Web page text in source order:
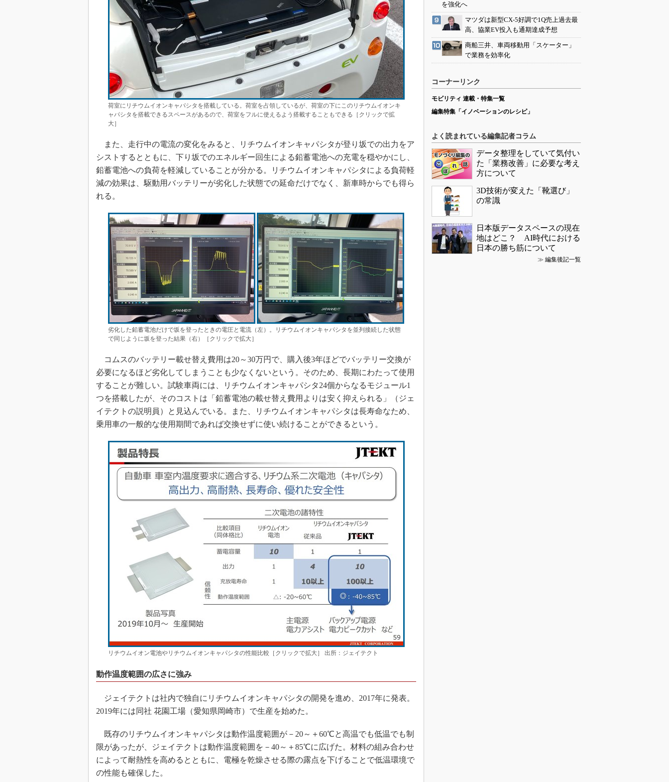
制御セキュリティ
新型コロナへの対応
荷室にリチウムイオンキャパシタを搭載している。荷室を占領しているが、荷室の下にこのリチウムイオンキ
ャパシタを搭載できるスペースがあるので、荷室をフルに使えるよう搭載することもできる［クリックで拡
大］
また、走行中の電流の変化をみると、リチウムイオンキャパシタが登り坂での出力をア
シストするとともに、下り坂でのエネルギー回生による鉛蓄電池への充電を穏やかにし、
鉛蓄電池への負荷を軽減していることが分かる。リチウムイオンキャパシタによる負荷軽
減の効果は、駆動用バッテリーが劣化した状態での延命だけでなく、新車時からでも得ら
れる。
劣化した鉛蓄電池だけで坂を登ったときの電圧と電流（左）。リチウムイオンキャパシタを並列接続した状態
で同じように坂を登った結果（右）［クリックで拡大］
コムスのバッテリー載せ替え費用は20～30万円で、購入後3年ほどでバッテリー交換が
必要になるほど劣化してしまうことも少なくないという。そのため、長期にわたって使用
することが難しい。試験車両には、リチウムイオンキャパシタ24個からなるモジュール1
つを搭載したが、そのコストは「鉛蓄電池の載せ替え費用よりは安く抑えられる」（ジェ
イテクトの説明員）と見込んでいる。また、リチウムイオンキャパシタは長寿命なため、
乗用車の一般的な使用期間であれば交換せずに使い続けることができるという。
リチウムイオン電池やリチウムイオンキャパシタの性能比較［クリックで拡大］ 出所：ジェイテクト
動作温度範囲の広さに強み
ジェイテクトは社内で独自にリチウムイオンキャパシタの開発を進め、2017年に発表。
2019年には同社 花園工場（愛知県岡崎市）で生産を始めた。
既存のリチウムイオンキャパシタは動作温度範囲が－20～＋60℃と高温でも低温でも制
限があったが、ジェイテクトは動作温度範囲を－40～＋85℃に広げた。材料の組み合わせ
によって耐熱性を高めるとともに、電極を乾燥させる際の露点を下げることで低温環境で
の性能も確保した。
を強化へ
マツダは新型CX-5好調で1Q売上過去最
高、協業EV投入も通期達成予想
商船三井、車両移動用「スケーター」
で業務を効率化
コーナーリンク
モビリティ 連載・特集一覧
編集特集「イノベーションのレシピ」
よく読まれている編集記者コラム
データ整理をしていて気付い
た「業務改善」に必要な考え
方について
3D技術が変えた「靴選び」
の常識
日本版データスペースの現在
地はどこ？ AI時代における
日本の勝ち筋について
≫ 編集後記一覧